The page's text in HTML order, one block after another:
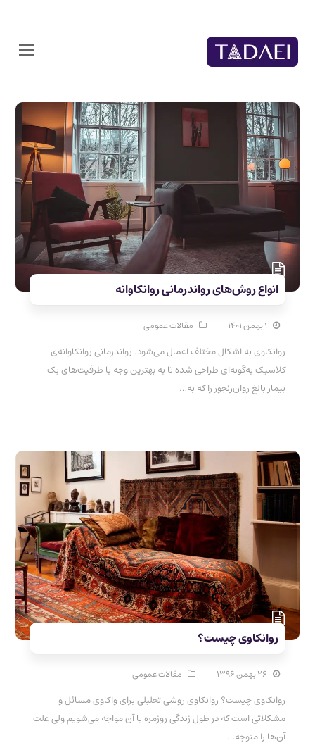
انواع روش‌های رواندرمانی روانکاوانه
۱ بهمن ۱۴۰۱ مقالات عمومی
روانکاوی به اشکال مختلف اعمال می‌شود. رواندرمانی روانکاوانه‌ی
کلاسیک به‌گونه‌ای طراحی شده تا به بهترین وجه با ظرفیت‌های یک
بیمار بالغ روان‌رنجور را که به…
روانکاوی چیست؟
۲۶ بهمن ۱۳۹۶ مقالات عمومی
روانکاوی چیست؟ روانکاوی روشی تحلیلی برای واکاوی مسائل و
مشکلاتی است که در طول زندگی روزمره با آن مواجه می‌شویم ولی علت
آن‌ها را متوجه…